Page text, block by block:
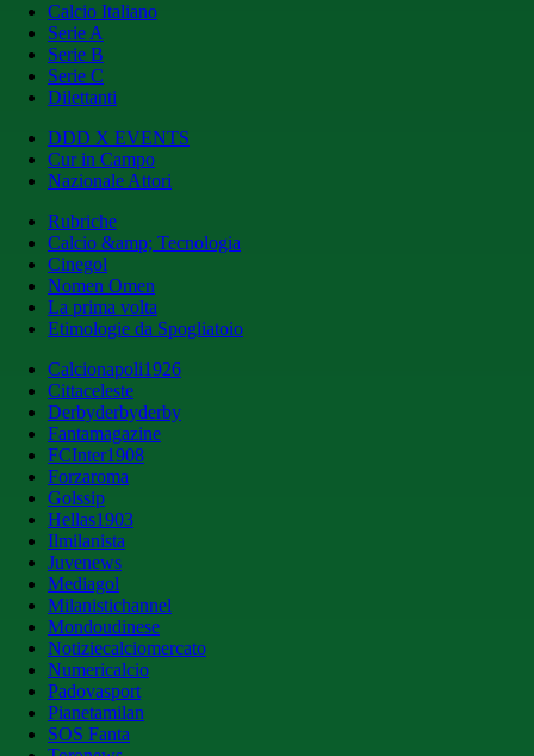
Calcio Italiano
Serie A
Serie B
Serie C
Dilettanti
DDD X EVENTS
Cur in Campo
Nazionale Attori
Rubriche
Calcio &amp; Tecnologia
Cinegol
Nomen Omen
La prima volta
Etimologie da Spogliatoio
Calcionapoli1926
Cittaceleste
Derbyderbyderby
Fantamagazine
FCInter1908
Forzaroma
Golssip
Hellas1903
Ilmilanista
Juvenews
Mediagol
Milanistichannel
Mondoudinese
Notiziecalciomercato
Numericalcio
Padovasport
Pianetamilan
SOS Fanta